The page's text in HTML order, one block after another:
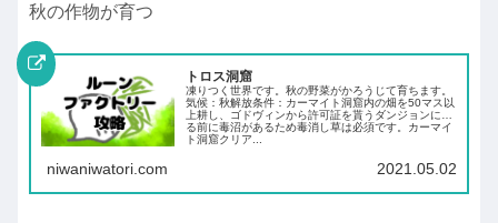
秋の作物が育つ
トロス洞窟
凍りつく世界です。秋の野菜がかろうじて育ちます。
気候：秋解放条件：カーマイト洞窟内の畑を50マス以
上耕し、ゴドヴィンから許可証を貰うダンジョンに入
る前に毒沼があるため毒消し草は必須です。カーマイ
ト洞窟クリア...
niwaniwatori.com 2021.05.02